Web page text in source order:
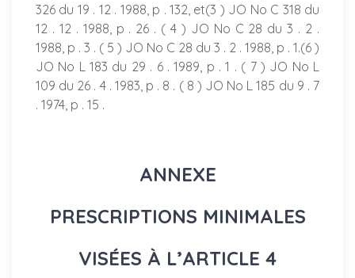
326 du 19 . 12 . 1988, p . 132, et(3 ) JO No C 318 du
12 . 12 . 1988, p . 26 . ( 4 ) JO No C 28 du 3 . 2 .
1988, p . 3 . ( 5 ) JO No C 28 du 3 . 2 . 1988, p . 1.(6 )
JO No L 183 du 29 . 6 . 1989, p . 1 . ( 7 ) JO No L
109 du 26 . 4 . 1983, p . 8 . ( 8 ) JO No L 185 du 9 . 7
. 1974, p . 15 .
ANNEXE
PRESCRIPTIONS MINIMALES
VISÉES À L’ARTICLE 4